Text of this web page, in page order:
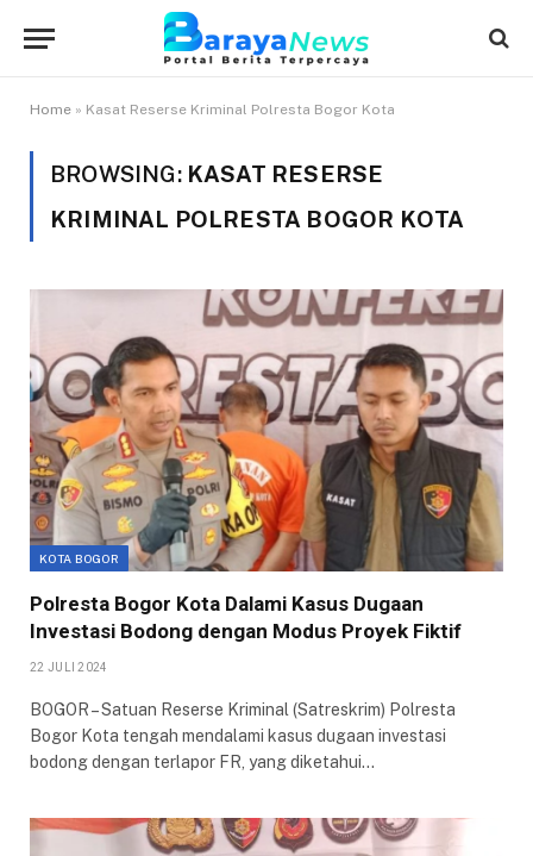
Home » Kasat Reserse Kriminal Polresta Bogor Kota
BROWSING: KASAT RESERSE
KRIMINAL POLRESTA BOGOR KOTA
KOTA BOGOR
Polresta Bogor Kota Dalami Kasus Dugaan
Investasi Bodong dengan Modus Proyek Fiktif
22 JULI 2024
BOGOR – Satuan Reserse Kriminal (Satreskrim) Polresta
Bogor Kota tengah mendalami kasus dugaan investasi
bodong dengan terlapor FR, yang diketahui…